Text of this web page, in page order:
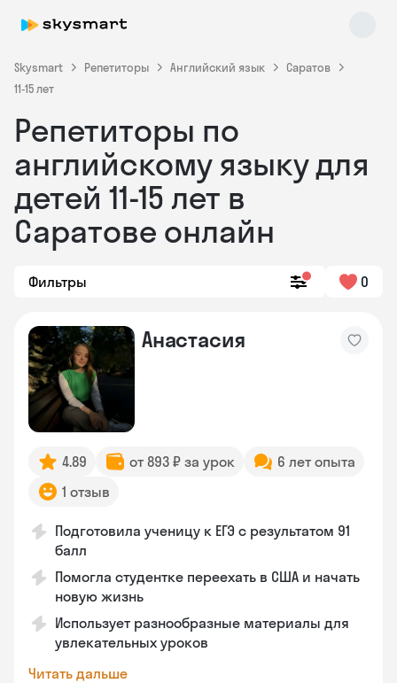
Skysmart Репетиторы Английский язык
Саратов
11-15 лет
Репетиторы по
английскому языку для
детей 11-15 лет в
Саратове онлайн
Фильтры 0
Анастасия
4.89 от 893 ₽ за урок
6 лет опыта
1 отзыв
Подготовила ученицу к ЕГЭ с результатом 91
балл
Помогла студентке переехать в США и начать
новую жизнь
Использует разнообразные материалы для
увлекательных уроков
Читать дальше
Skysmart Chat